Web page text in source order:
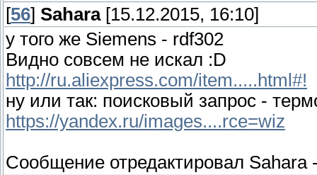
С момента получения этого уведомления,
предлагаю приостановить закупки
предлагать их клиентам, соответственно.
[56] Sahara[15.12.2015, 16:10]
у того же Siemens - rdf302
Видно совсем не искал :D
http://ru.aliexpress.com/item.....html#!
ну или так: поисковый запрос -
https://yandex.ru/images....rce=wiz
Сообщение отредактировал Sahara